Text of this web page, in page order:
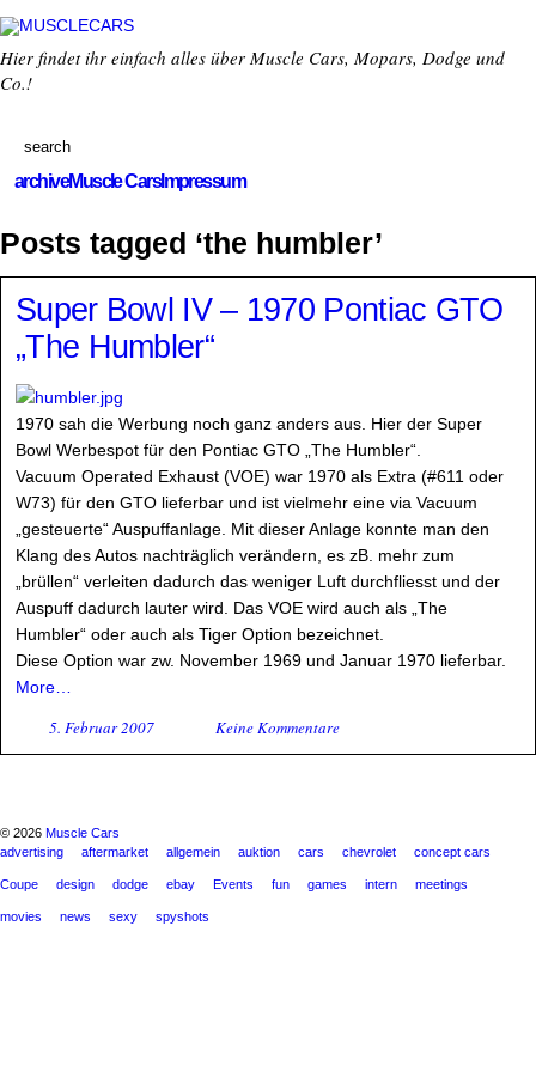
Hier findet ihr einfach alles über Muscle Cars, Mopars, Dodge und
Co.!
archiveMuscle CarsImpressum
Posts tagged ‘the humbler’
Super Bowl IV – 1970 Pontiac GTO
„The Humbler“
1970 sah die Werbung noch ganz anders aus. Hier der Super
Bowl Werbespot für den Pontiac GTO „The Humbler“.
Vacuum Operated Exhaust (VOE) war 1970 als Extra (#611 oder
W73) für den GTO lieferbar und ist vielmehr eine via Vacuum
„gesteuerte“ Auspuffanlage. Mit dieser Anlage konnte man den
Klang des Autos nachträglich verändern, es zB. mehr zum
„brüllen“ verleiten dadurch das weniger Luft durchfliesst und der
Auspuff dadurch lauter wird. Das VOE wird auch als „The
Humbler“ oder auch als Tiger Option bezeichnet.
Diese Option war zw. November 1969 und Januar 1970 lieferbar.
More…
5. Februar 2007 Keine Kommentare
© 2026 Muscle Cars
advertising
aftermarket allgemein auktion cars chevrolet concept cars
Coupe design dodge ebay Events fun games intern meetings
movies news sexy spyshots